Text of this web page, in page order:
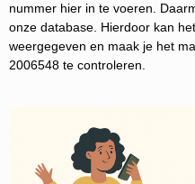
nummer hier in te voeren.
onze database. Hierdoor kan
weergegeven en maak je het
2006548 te controleren.